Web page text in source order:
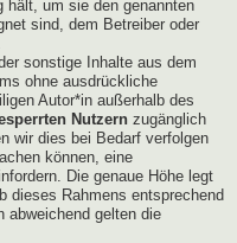
hält, um sie den genannten
sind, dem Betreiber oder
sonstige Inhalte aus dem
ohne ausdrückliche
Autor*in außerhalb des
Nutzern zugänglich
wir dies bei Bedarf verfolgen
können, eine
Die genaue Höhe legt
dieses Rahmens entsprechend
abweichend gelten die